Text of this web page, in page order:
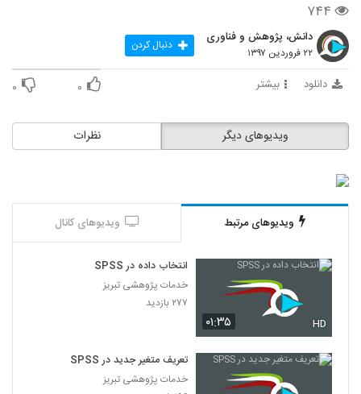
67
014069 - سفر دکترا (Doctoral Journey)
014070 - سفر دکترا (Doctoral Journey)
014071 - سفر دکترا (Doctoral Journey)
72
014072 - سفر دکترا (Doctoral Journey)
۸۸۶ بازدید
۷۴۴
دانش، پژوهش و فناوری
۲۲ فروردین ۱۳۹۷ دنبال کردن
دانلود بیشتر ۰ ۰
نظرات ویدیوهای دیگر
ویدیوهای مرتبط ویدیوهای کانال
۰۱:۳۵ HD
انتخاب داده در SPSS
خدمات پژوهشی تبریز
۲۷۷ بازدید
تعریف متغیر جدید در SPSS
خدمات پژوهشی تبریز